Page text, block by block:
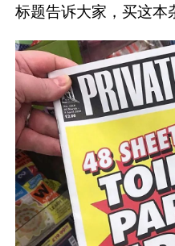
标题告诉大家，买这本